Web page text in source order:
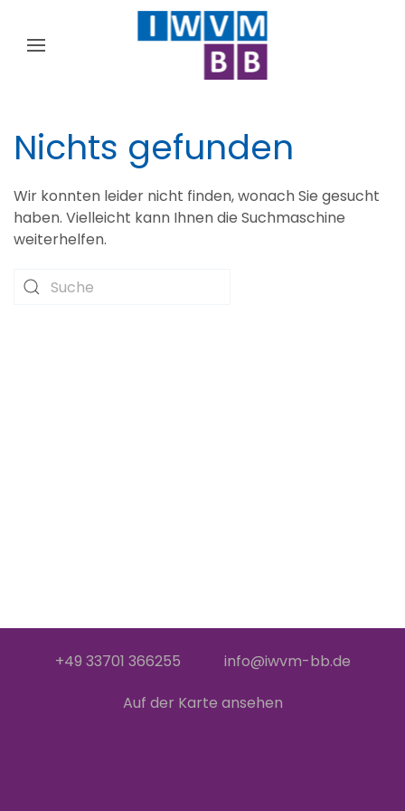
Nichts gefunden
Wir konnten leider nicht finden, wonach Sie gesucht
haben. Vielleicht kann Ihnen die Suchmaschine
weiterhelfen.
+49 33701 366255
info@iwvm-bb.de
Auf der Karte ansehen